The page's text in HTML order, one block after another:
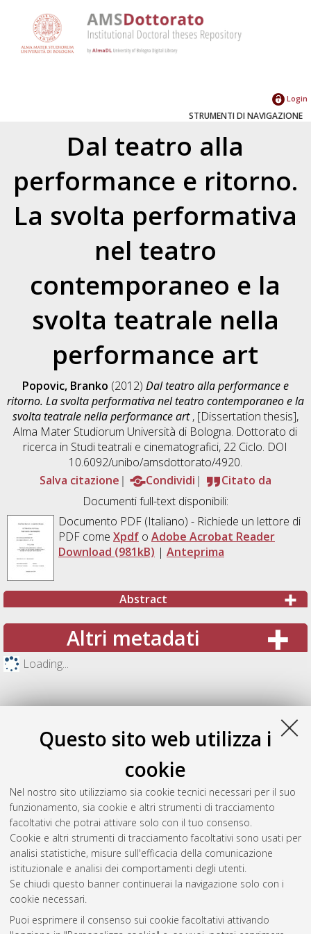
Questo sito web utilizza i
cookie
Nel nostro sito utilizziamo sia cookie tecnici necessari per il suo
funzionamento, sia cookie e altri strumenti di tracciamento
facoltativi che potrai attivare solo con il tuo consenso.
Cookie e altri strumenti di tracciamento facoltativi sono usati per
analisi statistiche, misure sull'efficacia della comunicazione
istituzionale e analisi dei comportamenti degli utenti.
Se chiudi questo banner continuerai la navigazione solo con i
cookie necessari.
Puoi esprimere il consenso sui cookie facoltativi attivando
Login
STRUMENTI DI NAVIGAZIONE
Dal teatro alla
performance e ritorno.
La svolta performativa
nel teatro
contemporaneo e la
svolta teatrale nella
performance art
Popovic, Branko (2012) Dal teatro alla performance e
ritorno. La svolta performativa nel teatro contemporaneo e la
svolta teatrale nella performance art, [Dissertation thesis],
Alma Mater Studiorum Università di Bologna. Dottorato di
ricerca in Studi teatrali e cinematografici, 22 Ciclo. DOI
10.6092/unibo/amsdottorato/4920.
Salva citazione
Condividi
Citato da
Documenti full-text disponibili:
Documento PDF(Italiano) - Richiede un lettore di
PDF come Xpdfo Adobe Acrobat Reader
Download (981kB) | Anteprima
Abstract
Altri metadati
Loading...
Gestione del documento:
Atom
Rss 1.0